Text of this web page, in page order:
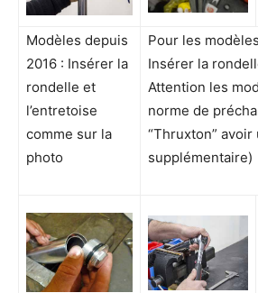
Modèles depuis
2016 : Insérer la
rondelle et
l’entretoise
comme sur la
photo
Pour les
Insérer la
Attention les
norme de
“Thruxton”
supplémentaire)